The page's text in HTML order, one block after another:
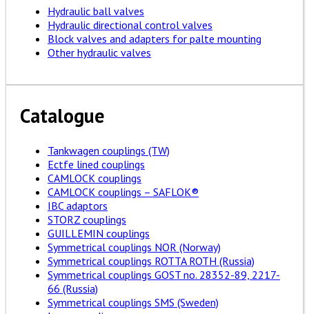
Hydraulic ball valves
Hydraulic directional control valves
Block valves and adapters for palte mounting
Other hydraulic valves
Catalogue
Tankwagen couplings (TW)
Ectfe lined couplings
CAMLOCK couplings
CAMLOCK couplings – SAFLOK®
IBC adaptors
STORZ couplings
GUILLEMIN couplings
Symmetrical couplings NOR (Norway)
Symmetrical couplings ROTTA ROTH (Russia)
Symmetrical couplings GOST no. 28352-89, 2217-
66 (Russia)
Symmetrical couplings SMS (Sweden)